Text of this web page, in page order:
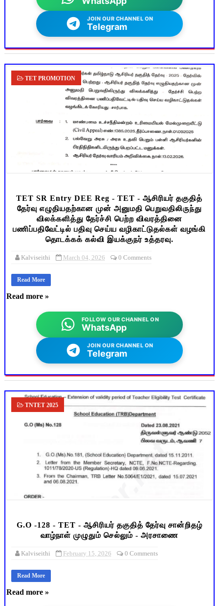
JOIN OUR CHANNEL ON
Telegram
TET PROMOTION
TET SR Entry DEE Reg - TET - ஆசிரியர் தகுதித்
தேர்வு எழுதியதற்கான முன் அனுமதி பெறுவதிலிருந்து
விலக்களித்து தேர்ச்சி பெற்ற விவரத்தினை
பணிப்பதிவேட்டில் பதிவு செய்ய வழிகாட்டுதல்கள் வழங்கி
தொடக்கக் கல்வி இயக்குநர் உத்தரவு.
Kalviseithi March 04, 2026 0 Comments
Read More
Read more »
FOLLOW OUR CHANNEL ON
WhatsApp
JOIN OUR CHANNEL ON
Telegram
TNTET 2025
G.O -128 - TET - ஆசிரியர் தகுதித் தேர்வு சான்றிதழ்
வாழ்நாள் முழுதும் செல்லும் - அரசாணை
Kalviseithi February 15, 2026 0 Comments
Read More
Read more »